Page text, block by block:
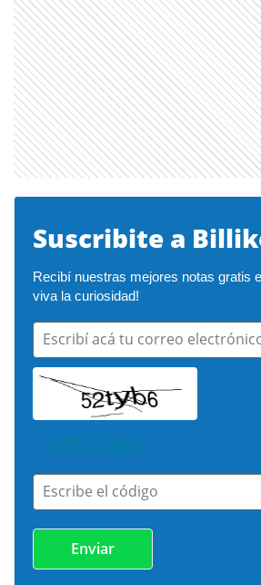
Suscribite a
Recibí nuestras mejores notas gratis
viva la curiosidad!
Escribí acá tu correo
Cambiar imagen
Escribe el código